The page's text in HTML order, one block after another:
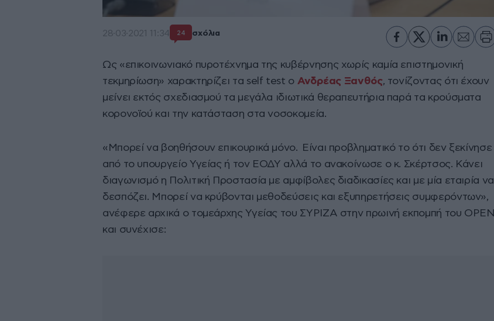
28·03·2021 11:34 24 σχόλια
Ως «επικοινωνιακό πυροτέχνημα της κυβέρνησης χωρίς καμία επιστημονική
τεκμηρίωση» χαρακτηρίζει τα self test ο Ανδρέας Ξανθός, τονίζοντας ότι έχουν
μείνει εκτός σχεδιασμού τα μεγάλα ιδιωτικά θεραπευτήρια παρά τα κρούσματα
κορονοϊού και την κατάσταση στα νοσοκομεία.
«Μπορεί να βοηθήσουν επικουρικά μόνο. Είναι προβληματικό το ότι δεν ξεκίνησε
από το υπουργείο Υγείας ή τον ΕΟΔΥ αλλά το ανακοίνωσε ο κ. Σκέρτσος. Κάνει
διαγωνισμό η Πολιτική Προστασία με αμφίβολες διαδικασίες και με μία εταιρία να
δεσπόζει. Μπορεί να κρύβονται μεθοδεύσεις και εξυπηρετήσεις συμφερόντων»,
ανέφερε αρχικά ο τομεάρχης Υγείας του ΣΥΡΙΖΑ στην πρωινή εκπομπή του OPEN
και συνέχισε: